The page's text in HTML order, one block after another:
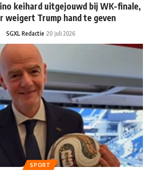
keihard uitgejouwd bij WK-finale,
weigert Trump hand te geven
SGXL Redactie 20 juli 2026
SPORT